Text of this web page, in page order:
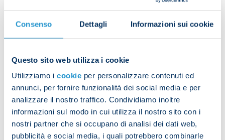
Consenso Dettagli Informazioni sui cookie
Questo sito web utilizza i cookie
Utilizziamo i cookie per personalizzare contenuti ed
annunci, per fornire funzionalità dei social media e per
analizzare il nostro traffico. Condividiamo inoltre
informazioni sul modo in cui utilizza il nostro sito con i
nostri partner che si occupano di analisi dei dati web,
pubblicità e social media, i quali potrebbero combinarle
It’s a day to celebrate for Andrea Petagna, who
The forward was born in Trieste on 30 June 1995.
Club president Aurelio De Laurentiis and the whole
SSC Napoli family would like to wish Petagna all
the best on his special day.